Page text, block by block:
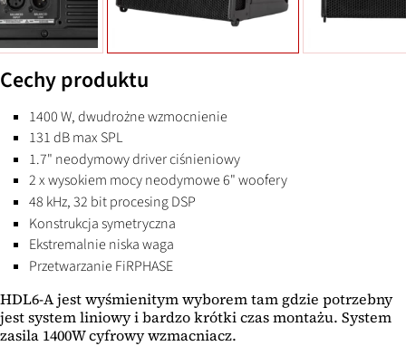
Cechy produktu
1400 W, dwudrożne wzmocnienie
131 dB max SPL
1.7" neodymowy driver ciśnieniowy
2 x wysokiem mocy neodymowe 6" woofery
48 kHz, 32 bit procesing DSP
Konstrukcja symetryczna
Ekstremalnie niska waga
Przetwarzanie FiRPHASE
HDL6-A jest wyśmienitym wyborem tam gdzie potrzebny
jest system liniowy i bardzo krótki czas montażu. System
zasila 1400W cyfrowy wzmacniacz.